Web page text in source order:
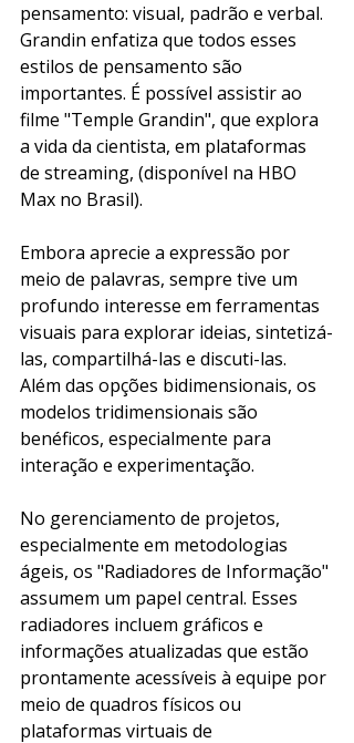
pensamento: visual, padrão e verbal.
Grandin enfatiza que todos esses
estilos de pensamento são
importantes. É possível assistir ao
filme "Temple Grandin", que explora
a vida da cientista, em plataformas
de streaming, (disponível na HBO
Max no Brasil).
Embora aprecie a expressão por
meio de palavras, sempre tive um
profundo interesse em ferramentas
visuais para explorar ideias, sintetizá-
las, compartilhá-las e discuti-las.
Além das opções bidimensionais, os
modelos tridimensionais são
benéficos, especialmente para
interação e experimentação.
No gerenciamento de projetos,
especialmente em metodologias
ágeis, os "Radiadores de Informação"
assumem um papel central. Esses
radiadores incluem gráficos e
informações atualizadas que estão
prontamente acessíveis à equipe por
meio de quadros físicos ou
plataformas virtuais de